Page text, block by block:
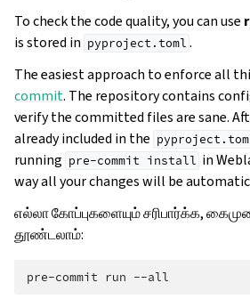
To check the code quality, you can use
is stored in pyproject.toml .
The easiest approach to enforce all
commit. The repository contains
verify the committed files are sane.
already included in the
running pre-commit install in
way all your changes will be
எல்லா கோப்புகளையும் சரிபார்க்க,
தூண்டலாம்:
pre-commit run